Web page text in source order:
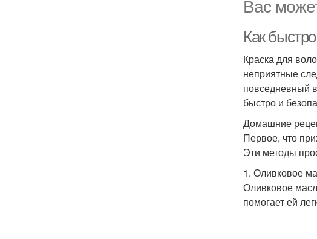
Вас
Как
Краска для
неприятные
повседневный
быстро и
Домашние
Первое, что
Эти методы
1. Оливковое
Оливковое
помогает ей